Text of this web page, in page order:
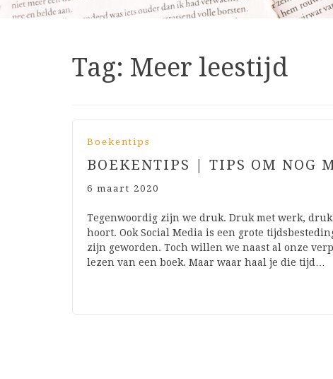
Tag: Meer leestijd
Boekentips
BOEKENTIPS | TIPS OM NOG
6 maart 2020
Tegenwoordig zijn we druk. Druk met werk,
hoort. Ook Social Media is een grote
zijn geworden. Toch willen we naast al onze
lezen van een boek. Maar waar haal je die tijd…